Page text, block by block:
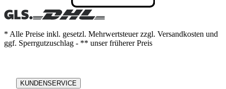
* Alle Preise inkl. gesetzl. Mehrwertsteuer zzgl. Versandkosten und
ggf. Sperrgutzuschlag - ** unser früherer Preis
KUNDENSERVICE